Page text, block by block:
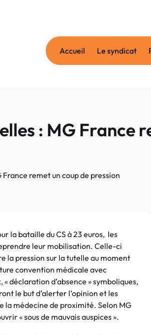
Accueil Le syndicat
: MG France
remet un coup de pression
la bataille du CS à 23 euros, les
leur mobilisation. Celle-ci
la pression sur la tutelle au moment
convention médicale avec
déclaration d’absence » symboliques,
le but d’alerter l’opinion et les
la médecine de proximité. Selon MG
« sous de mauvais auspices ».